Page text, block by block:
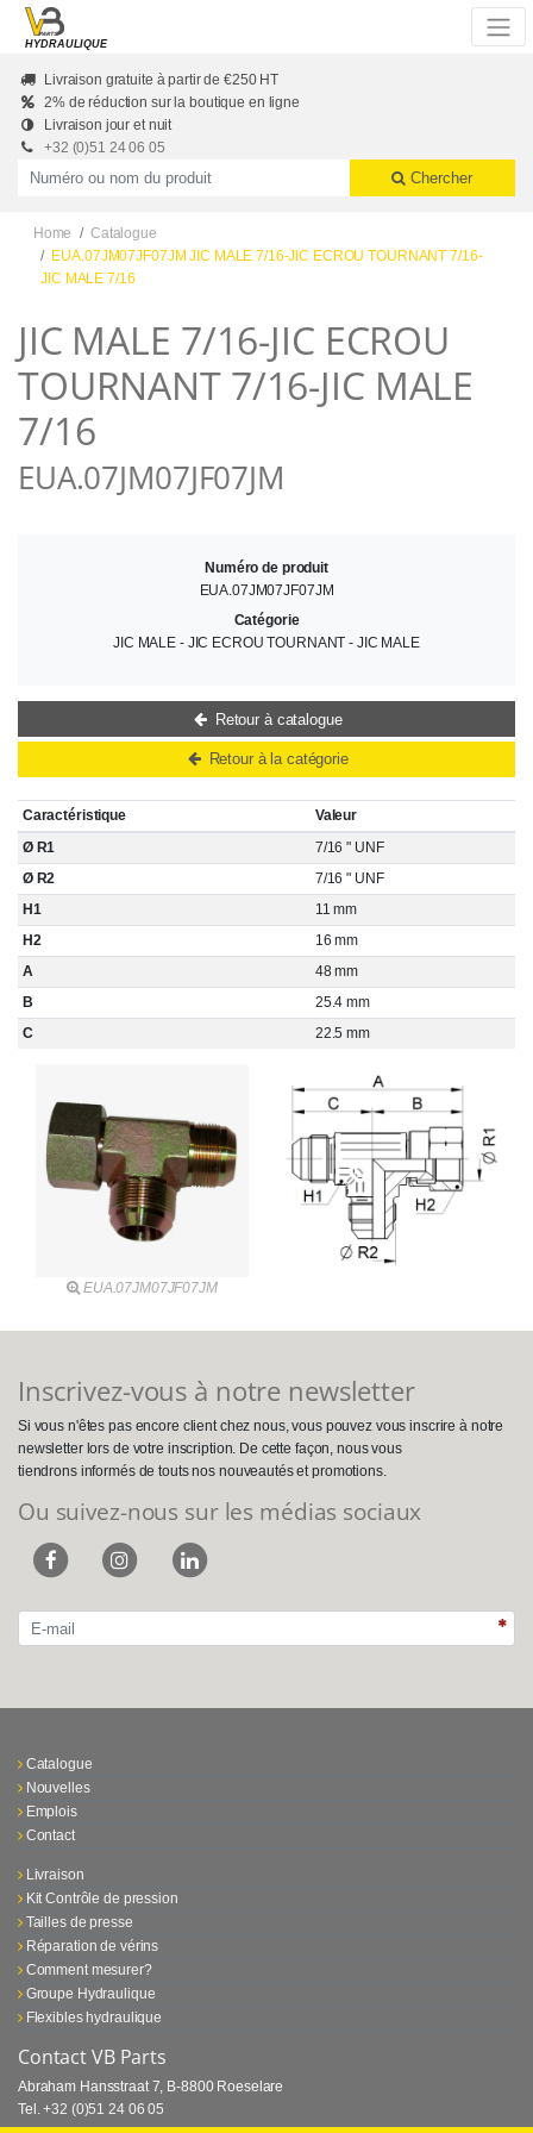
Skip to main content
HYDRAULIQUE
Livraison gratuite à partir de €250 HT
2% de réduction sur la boutique en ligne
Livraison jour et nuit
+32 (0)51 24 06 05
Productnummer of naam
Chercher
Home
Catalogue
EUA.07JM07JF07JM JIC MALE 7/16-JIC ECROU TOURNANT 7/16-
JIC MALE 7/16
JIC MALE 7/16-JIC ECROU
TOURNANT 7/16-JIC MALE
7/16
EUA.07JM07JF07JM
Caractéristique
Valeur
Ø R1
7/16 " UNF
Ø R2
7/16 " UNF
H1
11 mm
H2
16 mm
A
48 mm
B
25.4 mm
C
22.5 mm
EUA.07JM07JF07JM
Numéro de produit
EUA.07JM07JF07JM
Catégorie
JIC MALE - JIC ECROU TOURNANT - JIC MALE
Retour à catalogue
Retour à la catégorie
Inscrivez-vous à notre newsletter
Si vous n'êtes pas encore client chez nous, vous pouvez vous inscrire à notre
newsletter lors de votre inscription. De cette façon, nous vous
tiendrons informés de touts nos nouveautés et promotions.
Ou suivez-nous sur les médias sociaux
Catalogue
Nouvelles
Emplois
Contact
Livraison
Kit Contrôle de pression
Tailles de presse
Réparation de vérins
Comment mesurer?
Groupe Hydraulique
Flexibles hydraulique
Contact VB Parts
Abraham Hansstraat 7, B-8800 Roeselare
Tel. +32 (0)51 24 06 05